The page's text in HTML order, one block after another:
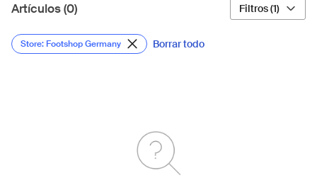
Artículos (0) Filtros (1)
Store: Footshop Germany Borrar todo